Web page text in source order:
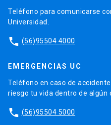
Teléfono para comunicarse
Universidad.
phone (56)95504 4000
EMERGENCIAS UC
Teléfono en caso de
riesgo tu vida dentro de algún
phone (56)95504 5000